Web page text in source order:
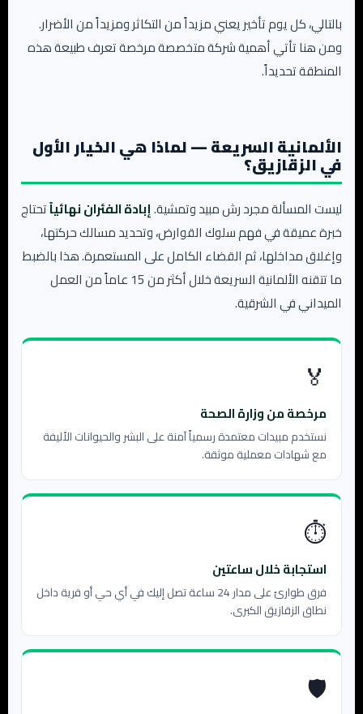
بالتالي، كل يوم تأخير يعني مزيداً من التكاثر ومزيداً من الأضرار.
ومن هنا تأتي أهمية شركة متخصصة مرخصة تعرف طبيعة هذه
المنطقة تحديداً.
الألمانية السريعة — لماذا هي الخيار الأول
في الزقازيق؟
ليست المسألة مجرد رش مبيد وتمشية.إبادة الفئران نهائياًتحتاج
خبرة عميقة في فهم سلوك القوارض، وتحديد مسالك حركتها،
وإغلاق مداخلها، ثم القضاء الكامل على المستعمرة. هذا بالضبط
ما تتقنه الألمانية السريعة خلال أكثر من 15 عاماً من العمل
الميداني في الشرقية.
🏅
مرخصة من وزارة الصحة
نستخدم مبيدات معتمدة رسمياً آمنة على البشر والحيوانات الأليفة
مع شهادات معملية موثقة.
⏱
استجابة خلال ساعتين
فرق طوارئ على مدار 24 ساعة تصل إليك في أي حي أو قرية داخل
نطاق الزقازيق الكبرى.
🛡